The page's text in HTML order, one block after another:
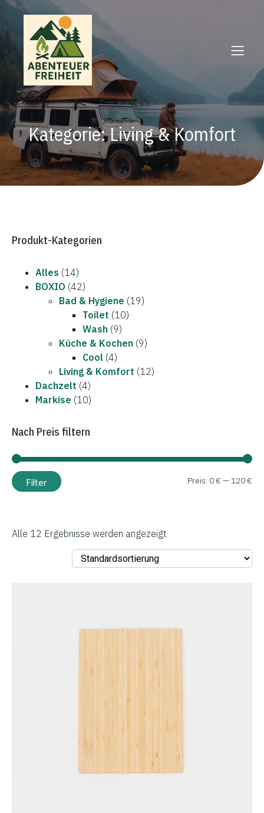
Kategorie: Living & Komfort
Produkt-Kategorien
Alles (14)
BOXIO (42)
Bad & Hygiene (19)
Toilet (10)
Wash (9)
Küche & Kochen (9)
Cool (4)
Living & Komfort (12)
Dachzelt (4)
Markise (10)
Nach Preis filtern
Filter Preis: 0 € — 120 €
Alle 12 Ergebnisse werden angezeigt